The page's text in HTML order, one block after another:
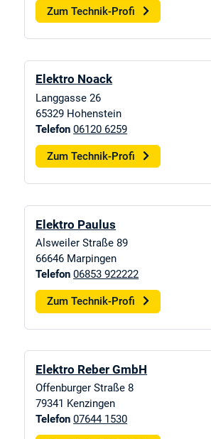
Zum Technik-Profi
Elektro Noack
Langgasse 26
65329 Hohenstein
Telefon 06120 6259
Zum Technik-Profi
Elektro Paulus
Alsweiler Straße 89
66646 Marpingen
Telefon 06853 922222
Zum Technik-Profi
Elektro Reber GmbH
Offenburger Straße 8
79341 Kenzingen
Telefon 07644 1530